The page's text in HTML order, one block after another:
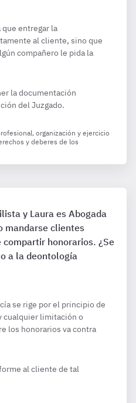
que entregar la
al cliente, sino que
compañero le pida la
la documentación
del Juzgado.
organización y ejercicio
y deberes de los
y Laura es Abogada
mandarse clientes
honorarios. ¿Se
a la deontología
se rige por el principio de
cualquier limitación o
los honorarios va contra
al cliente de tal